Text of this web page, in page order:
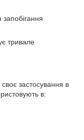
запобігання
тривале
застосування в
в: